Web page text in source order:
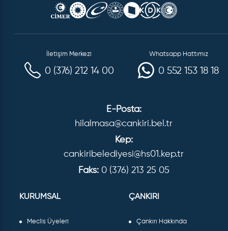
İletişim Merkezi
0 (376) 212 14 00
Whatsapp Hattımız
0 552 153 18 18
E-Posta:
hilalmasa@cankiri.bel.tr
Kep:
cankiribelediyesi@hs01.kep.tr
Faks: 0 (376) 213 25 05
KURUMSAL
Meclis Üyeleri
ÇANKIRI
Çankırı Hakkında